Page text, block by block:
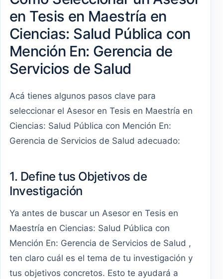
en Tesis en Maestría en
Ciencias: Salud Pública con
Mención En: Gerencia de
Servicios de Salud
Acá tienes algunos pasos clave para
seleccionar el Asesor en Tesis en Maestría en
Ciencias: Salud Pública con Mención En:
Gerencia de Servicios de Salud adecuado:
1. Define tus Objetivos de
Investigación
Ya antes de buscar un Asesor en Tesis en
Maestría en Ciencias: Salud Pública con
Mención En: Gerencia de Servicios de Salud ,
ten claro cuál es el tema de tu investigación y
tus objetivos concretos. Esto te ayudará a